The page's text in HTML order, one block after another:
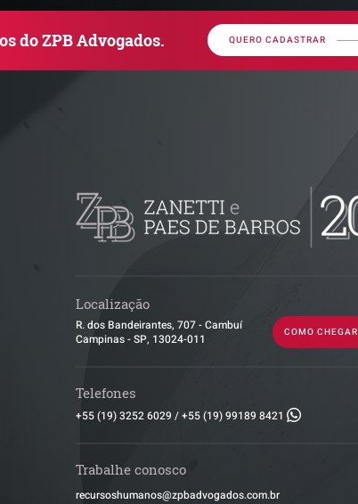
condominial anterior?
do ZPB Advogados. QUERO CADASTRAR
Localização
R. dos Bandeirantes, 707 - Cambuí
Campinas - SP, 13024-011
COMO CHEGAR
Telefones
+55 (19) 3252 6029 /+55 (19) 99189 8421
Trabalhe conosco
​recursoshumanos@zpbadvogados.com.br